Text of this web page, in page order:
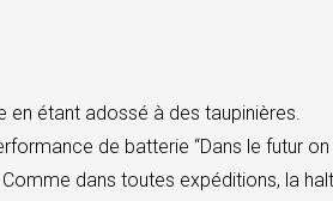
en étant adossé à des taupinières.
de batterie “Dans le futur
dans toutes expéditions, la